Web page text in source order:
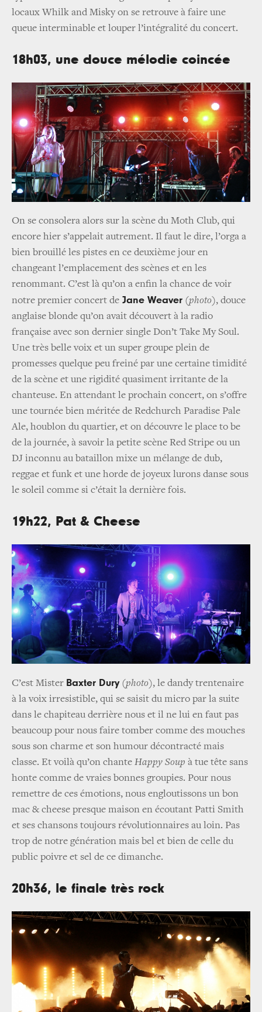
locaux Whilk and Misky on se retrouve à faire une
queue interminable et louper l’intégralité du concert.
18h03, une douce mélodie coincée
On se consolera alors sur la scène du Moth Club, qui
encore hier s’appelait autrement. Il faut le dire, l’orga a
bien brouillé les pistes en ce deuxième jour en
changeant l’emplacement des scènes et en les
renommant. C’est là qu’on a enfin la chance de voir
notre premier concert de Jane Weaver (photo), douce
anglaise blonde qu’on avait découvert à la radio
française avec son dernier single Don’t Take My Soul.
Une très belle voix et un super groupe plein de
promesses quelque peu freiné par une certaine timidité
de la scène et une rigidité quasiment irritante de la
chanteuse. En attendant le prochain concert, on s’offre
une tournée bien méritée de Redchurch Paradise Pale
Ale, houblon du quartier, et on découvre le place to be
de la journée, à savoir la petite scène Red Stripe ou un
DJ inconnu au bataillon mixe un mélange de dub,
reggae et funk et une horde de joyeux lurons danse sous
le soleil comme si c’était la dernière fois.
19h22, Pat & Cheese
C’est Mister Baxter Dury(photo), le dandy trentenaire
à la voix irresistible, qui se saisit du micro par la suite
dans le chapiteau derrière nous et il ne lui en faut pas
beaucoup pour nous faire tomber comme des mouches
sous son charme et son humour décontracté mais
classe. Et voilà qu’on chante Happy Soup à tue tête sans
honte comme de vraies bonnes groupies. Pour nous
remettre de ces émotions, nous engloutissons un bon
mac & cheese presque maison en écoutant Patti Smith
et ses chansons toujours révolutionnaires au loin. Pas
trop de notre génération mais bel et bien de celle du
public poivre et sel de ce dimanche.
20h36, le finale très rock